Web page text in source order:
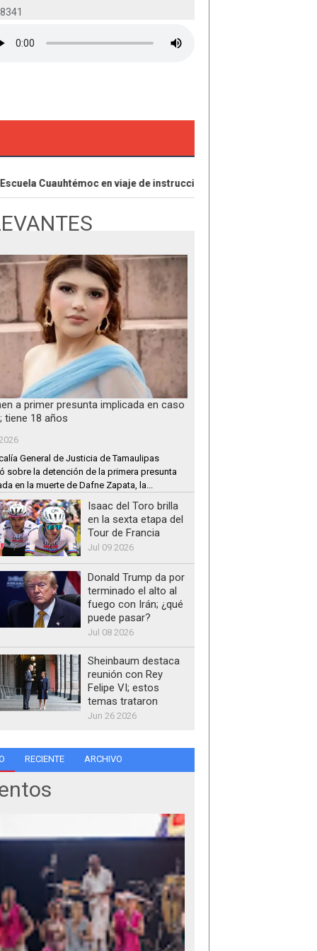
Cuauhtémoc en viaje de instrucción ¿De dónde?
a primer presunta implicada en caso
tiene 18 años
General de Justicia de Tamaulipas
sobre la detención de la primera presunta
en la muerte de Dafne Zapata, la...
Isaac del Toro brilla
en la sexta etapa del
Tour de Francia
Jul 09 2026
Donald Trump da por
terminado el alto al
fuego con Irán; ¿qué
puede pasar?
Jul 08 2026
Sheinbaum destaca
reunión con Rey
Felipe VI; estos
temas trataron
Jun 26 2026
RECIENTE ARCHIVO